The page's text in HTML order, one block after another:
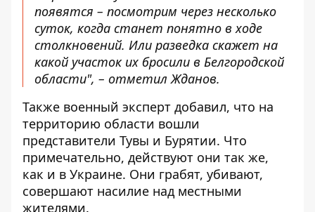
появятся – посмотрим через несколько
суток, когда станет понятно в ходе
столкновений. Или разведка скажет на
какой участок их бросили в Белгородской
области", – отметил Жданов.
Также военный эксперт добавил, что на
территорию области вошли
представители Тувы и Бурятии. Что
примечательно, действуют они так же,
как и в Украине. Они грабят, убивают,
совершают насилие над местными
жителями.